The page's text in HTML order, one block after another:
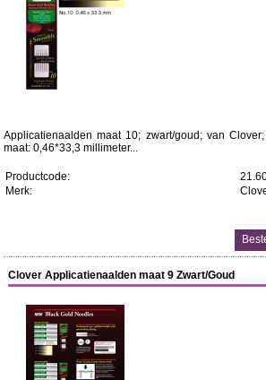
Applicatienaalden maat 10; zwart/goud; van
maat: 0,46*33,3 millimeter...
Productcode:
Merk:
Clover Applicatienaalden maat 9 Zwart/Goud